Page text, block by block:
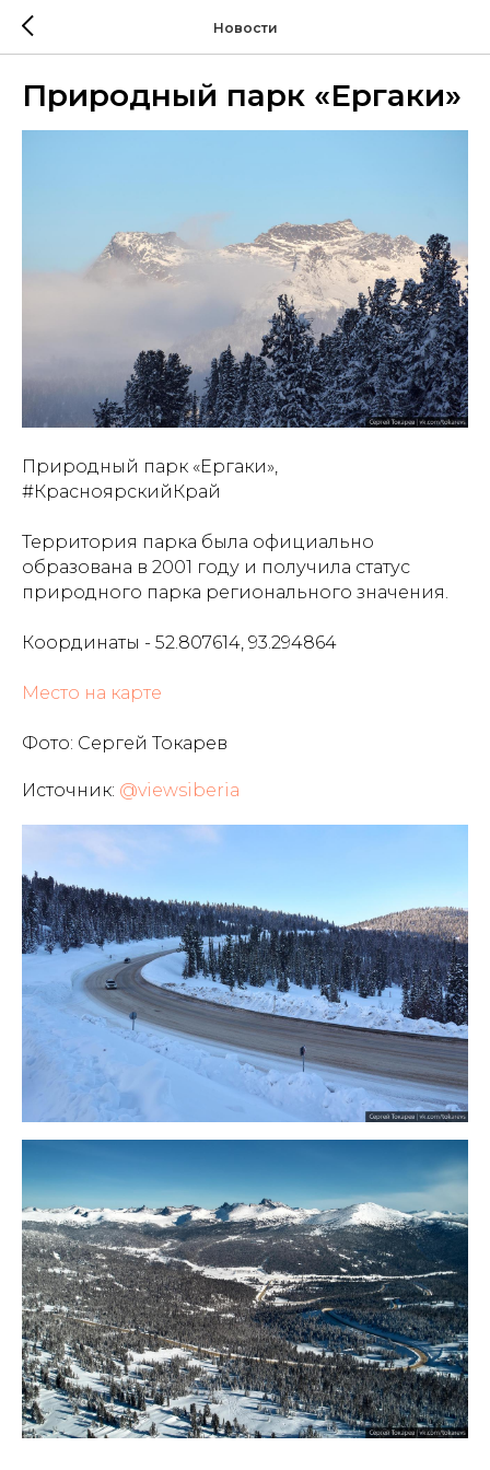
Новости
Природный парк «Ергаки»
Природный парк «Ергаки»,
#КрасноярскийКрай
Территория парка была официально
образована в 2001 году и получила статус
природного парка регионального значения.
Координаты - 52.807614, 93.294864
Место на карте
Фото: Сергей Токарев
Источник: @viewsiberia